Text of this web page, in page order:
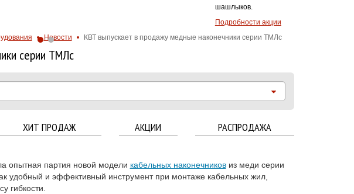
шашлыков.
Подробности акции
Новости КВТ выпускает в продажу медные наконечники серии ТМЛс
серии ТМЛс
ХИТ ПРОДАЖ АКЦИИ РАСПРОДАЖА
опытная партия новой модели кабельных наконечниковиз меди серии
удобный и эффективный инструмент при монтаже кабельных жил,
гибкости.